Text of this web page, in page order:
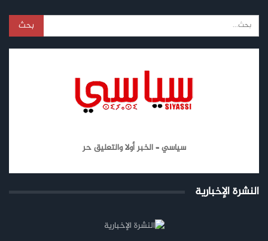
سياسي – الخبر أولا والتعليق حر
النشرة الإخبارية